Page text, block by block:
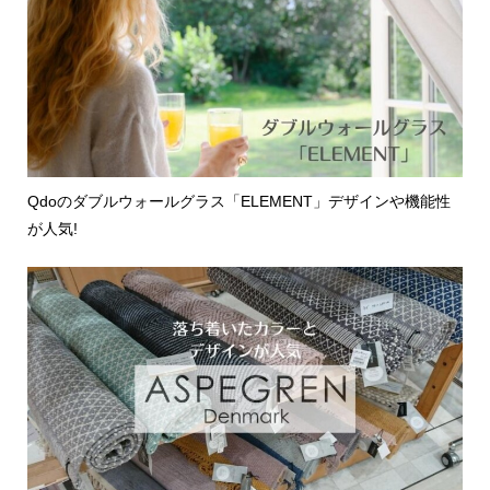
Qdoのダブルウォールグラス「ELEMENT」デザインや機能性
が人気!